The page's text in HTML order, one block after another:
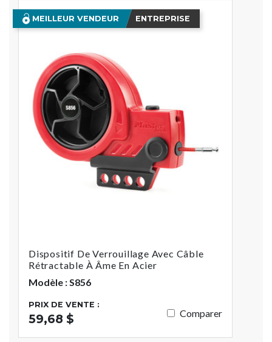
MEILLEUR VENDEUR ENTREPRISE
Dispositif De Verrouillage Avec Câble
Rétractable À Âme En Acier
Modèle : S856
PRIX DE VENTE :
59,68 $ Comparer